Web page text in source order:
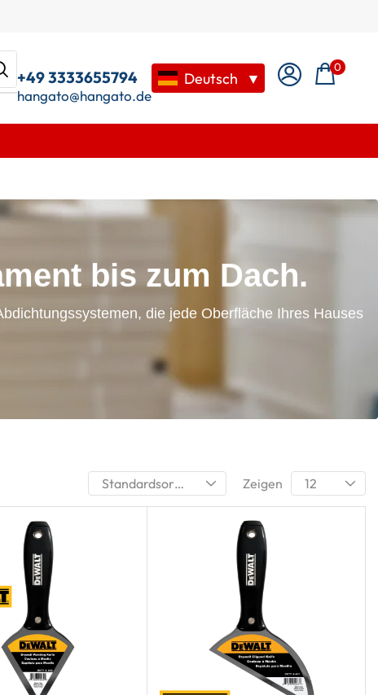
+49 3333655794
hangato@hangato.de
Deutsch ▼
0
bis zum Dach.
die jede Oberfläche Ihres Hauses
Zeigen